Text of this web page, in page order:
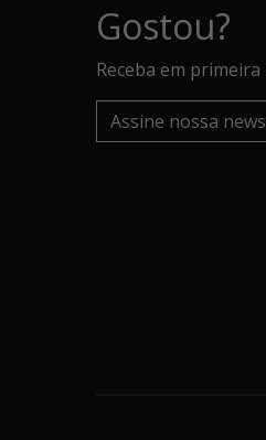
Gostou?
Receba em
Assine nossa